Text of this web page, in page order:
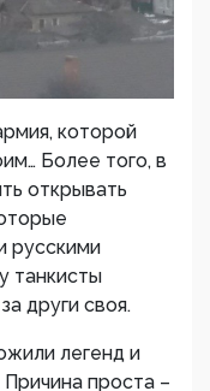
которой
Более того, в
открывать
русскими
танкисты
други своя.
легенд и
проста –